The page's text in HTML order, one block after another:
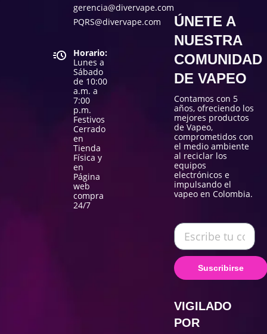
gerencia@divervape.com
PQRS@divervape.com
Horario:
Lunes a
Sábado
de 10:00
a.m. a
7:00
p.m.
Festivos
Cerrado
en
Tienda
Física y
en
Página
web
compra
24/7
ÚNETE A
NUESTRA
COMUNIDAD
DE VAPEO
Contamos con 5
años, ofreciendo los
mejores productos
de Vapeo,
comprometidos con
el medio ambiente
al reciclar los
equipos
electrónicos e
impulsando el
vapeo en Colombia.
Suscribirse
VIGILADO
POR